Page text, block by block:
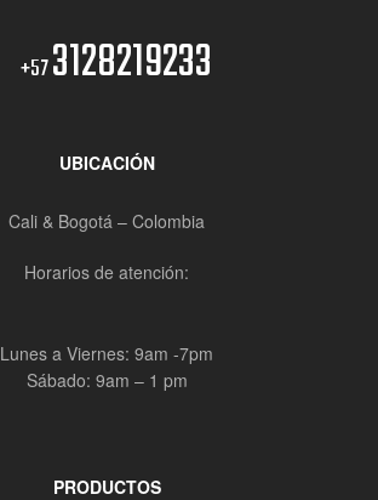
+573128219233
UBICACIÓN
Cali & Bogotá – Colombia
Horarios de atención:
Lunes a Viernes: 9am -7pm
Sábado: 9am – 1 pm
PRODUCTOS